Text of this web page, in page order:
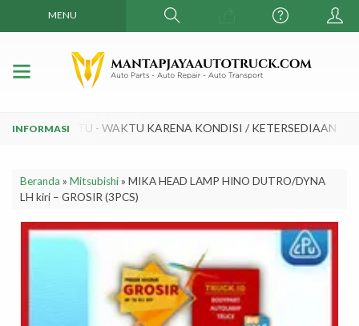
MENU
SEWAKTU - WAKTU KARENA KONDISI / KETERSEDIAAN DAN
Beranda » Mitsubishi» MIKA HEAD LAMP HINO DUTRO/DYNA
LH kiri – GROSIR (3PCS)